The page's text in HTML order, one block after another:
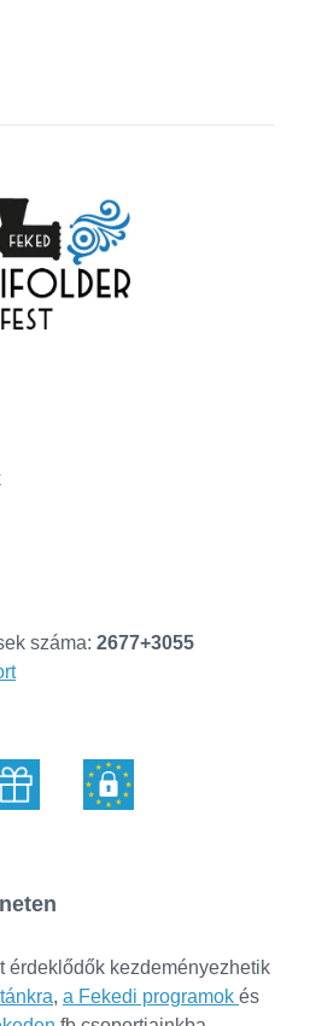
száma: 2677+3055
érdeklődők kezdeményezhetik
, a Fekedi programok és